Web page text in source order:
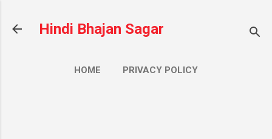
Hindi Bhajan Sagar
HOME PRIVACY POLICY